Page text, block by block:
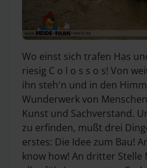
Wo einst sich trafen Has
riesig C o l o s s o s! Von
ihn steh'n und in den
Wunderwerk von
Kunst und Sachverstand.
zu erfinden, mußt drei
erstes: Die Idee zum Bau!
know how! An dritter Stelle